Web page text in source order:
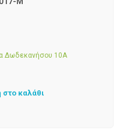
Δωδεκανήσου 10Α
καλάθι